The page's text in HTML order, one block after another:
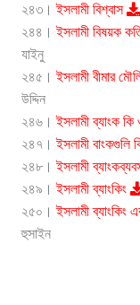
২৪৩।ইসলামী বিশ্বাস
২৪৪।ইসলামী বিষয়ক
যাইনু
২৪৫।ইসলামী বীমার
উদ্দিন
২৪৬।ইসলামী ব্যাংক
২৪৭।ইসলামী বাংকগুলি
২৪৮।ইসলামী
২৪৯।ইসলামী ব্যাংকিং
২৫০।ইসলামী ব্যাংকিং
হুসাইন